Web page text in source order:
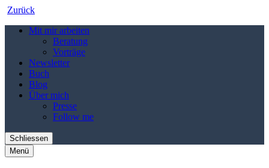
Zurück
Mit mir arbeiten
Beratung
Vorträge
Newsletter
Buch
Blog
Über mich
Presse
Follow me
Schliessen
Menü